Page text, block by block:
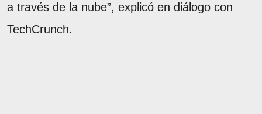
a través de la nube”, explicó en diálogo con
TechCrunch.